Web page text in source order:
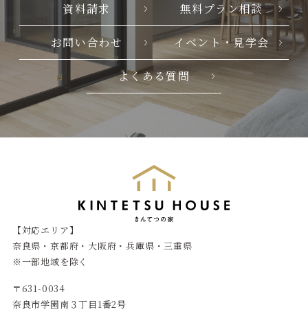
資料請求 無料プラン相談
お問い合わせ イベント・見学会
よくある質問
【対応エリア】
奈良県・京都府・大阪府・兵庫県・三重県
※一部地域を除く
〒631-0034
奈良市学園南３丁目1番2号